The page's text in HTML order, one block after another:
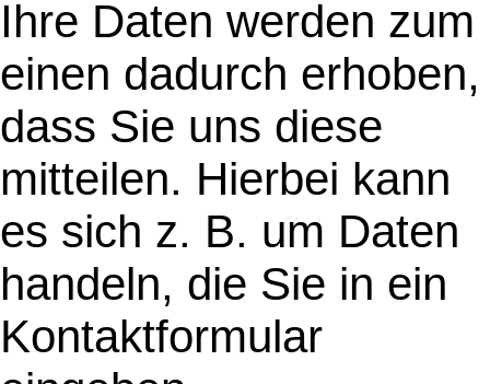
Ihre Daten werden zum
einen dadurch erhoben,
dass Sie uns diese
mitteilen. Hierbei kann
es sich z. B. um Daten
handeln, die Sie in ein
Kontaktformular